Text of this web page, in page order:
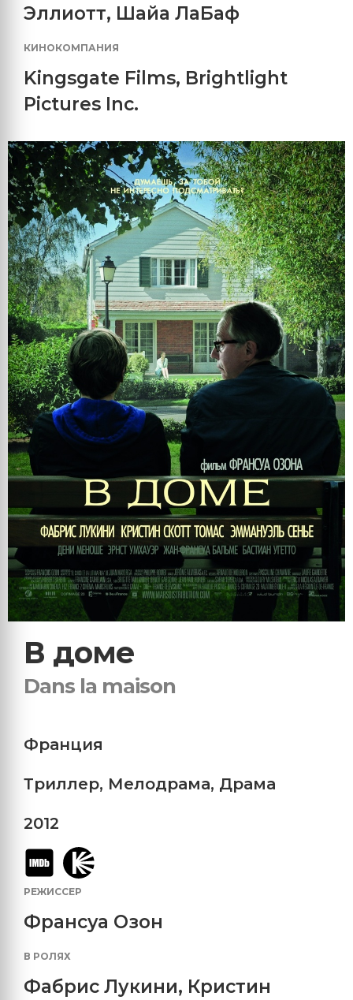
Эллиотт, Шайа ЛаБаф
КИНОКОМПАНИЯ
Kingsgate Films, Brightlight
Pictures Inc.
В доме
Dans la maison
Франция
Триллер, Мелодрама, Драма
2012
РЕЖИССЕР
Франсуа Озон
В РОЛЯХ
Фабрис Лукини, Кристин